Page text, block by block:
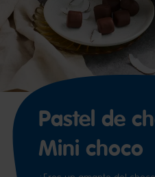
Pastel de
Mini choco